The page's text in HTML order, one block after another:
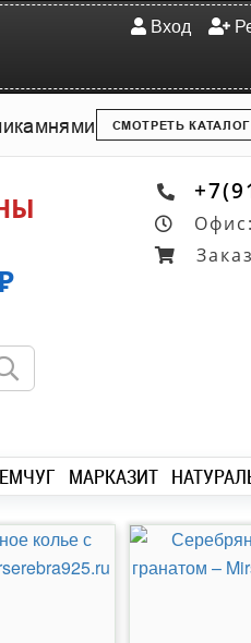
Вход
камнями СМОТРЕТЬ КАТАЛОГ
Офис:
МАРКАЗИТ